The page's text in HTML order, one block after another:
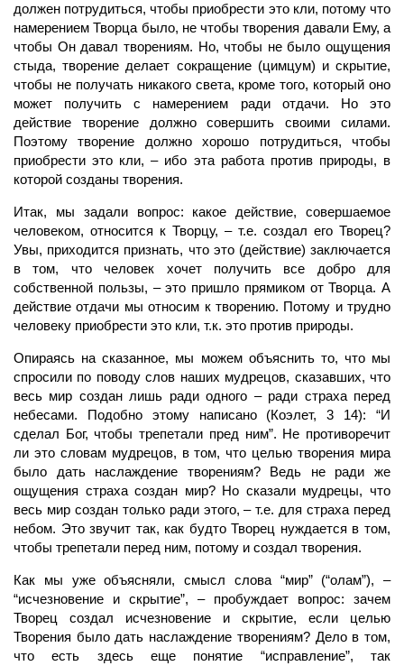
должен потрудиться, чтобы приобрести это кли, потому что
намерением Творца было, не чтобы творения давали Ему, а
чтобы Он давал творениям. Но, чтобы не было ощущения
стыда, творение делает сокращение (цимцум) и скрытие,
чтобы не получать никакого света, кроме того, который оно
может получить с намерением ради отдачи. Но это
действие творение должно совершить своими силами.
Поэтому творение должно хорошо потрудиться, чтобы
приобрести это кли, – ибо эта работа против природы, в
которой созданы творения.
Итак, мы задали вопрос: какое действие, совершаемое
человеком, относится к Творцу, – т.е. создал его Творец?
Увы, приходится признать, что это (действие) заключается
в том, чточеловек хочет получить все добро для
собственной пользы, – это пришло прямиком от Творца. А
действие отдачи мы относим к творению. Потому и трудно
человеку приобрести это кли, т.к. это против природы.
Опираясь на сказанное, мы можем объяснить то, что мы
спросили по поводу слов наших мудрецов, сказавших, что
весь мир создан лишь ради одного – ради страха перед
небесами. Подобно этому написано (Коэлет, 3 14): “И
сделал Бог, чтобы трепетали пред ним”. Не противоречит
ли это словам мудрецов, в том, что целью творения мира
было дать наслаждение творениям? Ведь не ради же
ощущения страха создан мир? Но сказали мудрецы, что
весь мир создан только ради этого, – т.е. для страха перед
небом. Это звучит так, как будтоТворец нуждается в том,
чтобы трепетали перед ним, потому и создал творения.
Как мы уже объясняли, смысл слова “мир” (“олам”), –
“исчезновение и скрытие”, – пробуждает вопрос: зачем
Творец создал исчезновение и скрытие, если целью
Творения было дать наслаждение творениям? Дело в том,
что есть здесь еще понятие “исправление”, так